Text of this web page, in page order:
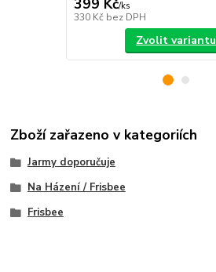
/ks
330 Kč bez DPH
Zvolit variantu
Zboží zařazeno v kategoriích
Jarmy doporučuje
Na Házení / Frisbee
Frisbee